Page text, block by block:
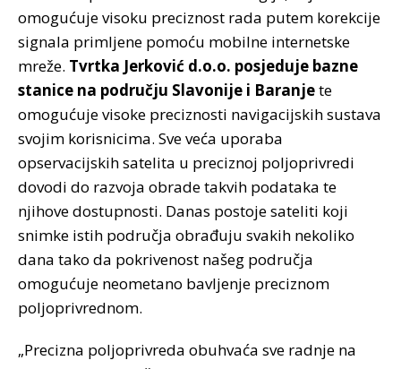
omogućuje visoku preciznost rada putem korekcije
signala primljene pomoću mobilne internetske
mreže. Tvrtka Jerković d.o.o. posjeduje bazne
stanice na području Slavonije i Baranjete
omogućuje visoke preciznosti navigacijskih sustava
svojim korisnicima. Sve veća uporaba
opservacijskih satelita u preciznoj poljoprivredi
dovodi do razvoja obrade takvih podataka te
njihove dostupnosti. Danas postoje sateliti koji
snimke istih područja obrađuju svakih nekoliko
dana tako da pokrivenost našeg područja
omogućuje neometano bavljenje preciznom
poljoprivrednom.
„Precizna poljoprivreda obuhvaća sve radnje na